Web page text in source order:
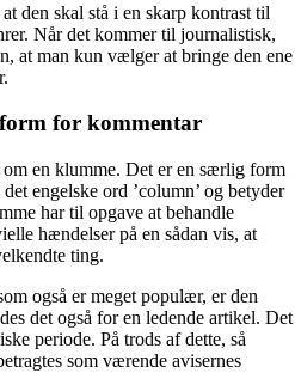
den skal stå i en skarp kontrast til
Når det kommer til journalistisk,
at man kun vælger at bringe den ene
for kommentar
en klumme. Det er en særlig form
engelske ord ’column’ og betyder
har til opgave at behandle
hændelser på en sådan vis, at
ting.
også er meget populær, er den
det også for en ledende artikel. Det
periode. På trods af dette, så
som værende avisernes